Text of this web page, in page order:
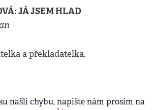
JÁ JSEM HLAD
a překladatelka.
našli chybu, napište nám prosím na